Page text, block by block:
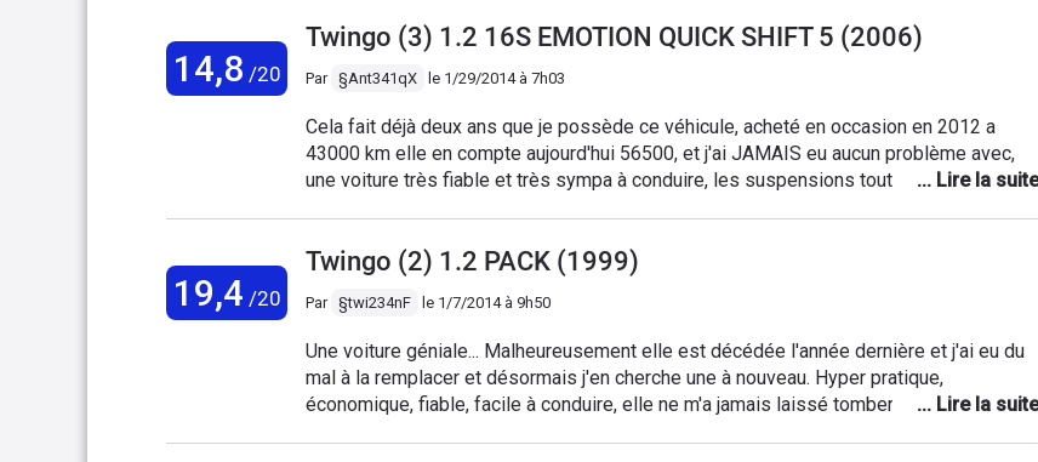
voiture est dans un Etat impeccable
14,8 /20
Twingo (3) 1.2 16S EMOTION QUICK SHIFT 5 (2006)
Par §Ant341qX le 1/29/2014 à 7h03
Cela fait déjà deux ans que je possède ce véhicule, acheté en occasion en 2012 a
43000 km elle en compte aujourd'hui 56500, et j'ai JAMAIS eu aucun problème avec,
une voiture très fiable et très sympa à conduire, les suspensions toutefois restent
jambes au détriment du coffre qui est très petit, sur autoroute cette Twingo se
assez bruyante. Cette Twingo ne consomme pas tellement (700 km avec un plein de
98) et la longue route est parfaitement envisageable bien qu'elle soit essentiellement
faite pour la ville. Ma Twingo sera remplacé d'ici quelques semaines par une Opel
Corsa D 1.2 85cv neuve, mais je m'en sépare avec quelques regrets car cette Twingo
est une excellente voiture parfait pour un jeune conducteur !
19,4 /20
Twingo (2) 1.2 PACK (1999)
Par §twi234nF le 1/7/2014 à 9h50
Une voiture géniale... Malheureusement elle est décédée l'année dernière et j'ai eu du
mal à la remplacer et désormais j'en cherche une à nouveau. Hyper pratique,
économique, fiable, facile à conduire, elle ne m'a jamais laissé tomber. Même lorsqu'un